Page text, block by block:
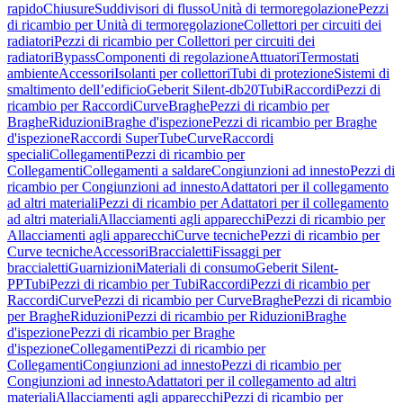
rapidoChiusureSuddivisori di flussoUnità di termoregolazionePezzi
di ricambio per Unità di termoregolazioneCollettori per circuiti dei
radiatoriPezzi di ricambio per Collettori per circuiti dei
radiatoriBypassComponenti di regolazioneAttuatoriTermostati
ambienteAccessoriIsolanti per collettoriTubi di protezioneSistemi di
smaltimento dell’edificioGeberit Silent-db20TubiRaccordiPezzi di
ricambio per RaccordiCurveBraghePezzi di ricambio per
BragheRiduzioniBraghe d'ispezionePezzi di ricambio per Braghe
d'ispezioneRaccordi SuperTubeCurveRaccordi
specialiCollegamentiPezzi di ricambio per
CollegamentiCollegamenti a saldareCongiunzioni ad innestoPezzi di
ricambio per Congiunzioni ad innestoAdattatori per il collegamento
ad altri materialiPezzi di ricambio per Adattatori per il collegamento
ad altri materialiAllacciamenti agli apparecchiPezzi di ricambio per
Allacciamenti agli apparecchiCurve tecnichePezzi di ricambio per
Curve tecnicheAccessoriBraccialettiFissaggi per
braccialettiGuarnizioniMateriali di consumoGeberit Silent-
PPTubiPezzi di ricambio per TubiRaccordiPezzi di ricambio per
RaccordiCurvePezzi di ricambio per CurveBraghePezzi di ricambio
per BragheRiduzioniPezzi di ricambio per RiduzioniBraghe
d'ispezionePezzi di ricambio per Braghe
d'ispezioneCollegamentiPezzi di ricambio per
CollegamentiCongiunzioni ad innestoPezzi di ricambio per
Congiunzioni ad innestoAdattatori per il collegamento ad altri
materialiAllacciamenti agli apparecchiPezzi di ricambio per